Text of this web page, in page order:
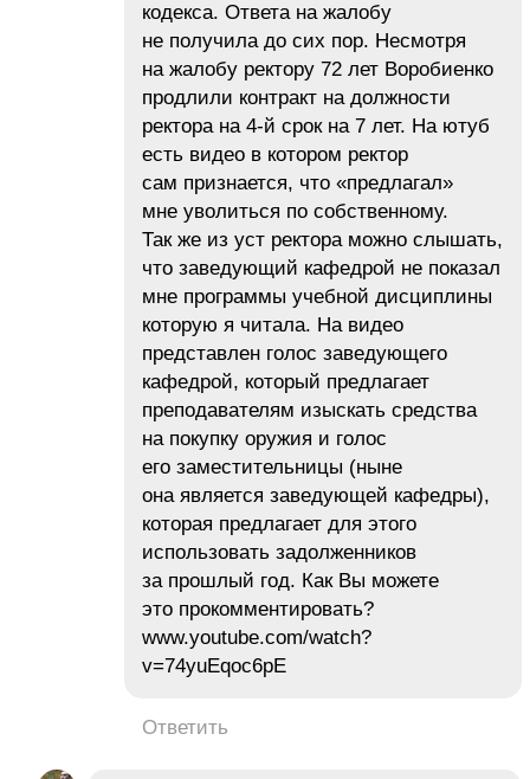
кодекса. Ответа на жалобу
не получила до сих пор. Несмотря
на жалобу ректору 72 лет Воробиенко
продлили контракт на должности
ректора на 4-й срок на 7 лет. На ютуб
есть видео в котором ректор
сам признается, что «предлагал»
мне уволиться по собственному.
Так же из уст ректора можно слышать,
что заведующий кафедрой не показал
мне программы учебной дисциплины
которую я читала. На видео
представлен голос заведующего
кафедрой, который предлагает
преподавателям изыскать средства
на покупку оружия и голос
его заместительницы (ныне
она является заведующей кафедры),
которая предлагает для этого
использовать задолженников
за прошлый год. Как Вы можете
это прокомментировать?
www.youtube.com/watch?
v=74yuEqoc6pE
Ответить